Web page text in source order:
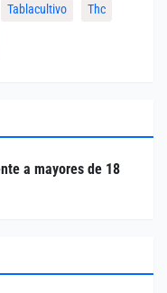
Tablacultivo Thc
a mayores de 18